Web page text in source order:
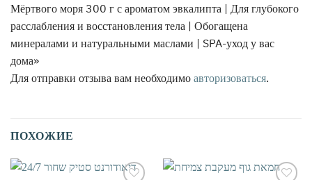
Мёртвого моря 300 г с ароматом эвкалипта | Для глубокого
расслабления и восстановления тела | Обогащена
минералами и натуральными маслами | SPA-уход у вас
дома»
Для отправки отзыва вам необходимо авторизоваться.
ПОХОЖИЕ